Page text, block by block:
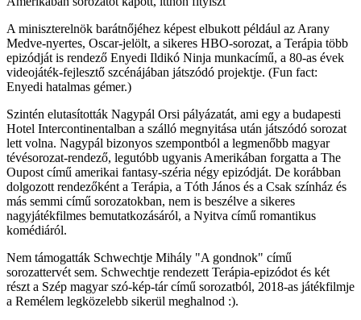
A miniszterelnök barátnőjéhez képest elbukott például az Arany
Medve-nyertes, Oscar-jelölt, a sikeres HBO-sorozat, a Terápia több
epizódját is rendező Enyedi Ildikó Ninja munkacímű, a 80-as évek
videojáték-fejlesztő szcénájában játszódó projektje. (Fun fact:
Enyedi hatalmas gémer.)
Szintén elutasították Nagypál Orsi pályázatát, ami egy a budapesti
Hotel Intercontinentalban a szálló megnyitása után játszódó sorozat
lett volna. Nagypál bizonyos szempontból a legmenőbb magyar
tévésorozat-rendező, legutóbb ugyanis Amerikában forgatta a The
Oupost című amerikai fantasy-széria négy epizódját. De korábban
dolgozott rendezőként a Terápia, a Tóth János és a Csak színház és
más semmi című sorozatokban, nem is beszélve a sikeres
nagyjátékfilmes bemutatkozásáról, a Nyitva című romantikus
komédiáról.
Nem támogatták Schwechtje Mihály "A gondnok" című
sorozattervét sem. Schwechtje rendezett Terápia-epizódot és két
részt a Szép magyar szó-kép-tár című sorozatból, 2018-as játékfilmje
a Remélem legközelebb sikerül meghalnod :).